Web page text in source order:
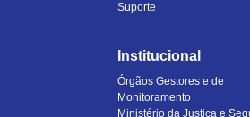
Suporte
Institucional
Órgãos Gestores e de
Monitoramento
Ministério da Justiça e